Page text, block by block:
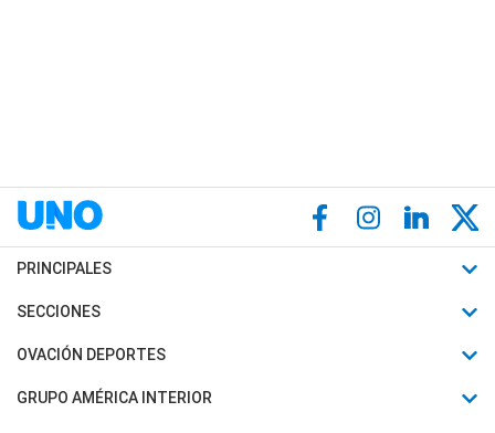
PRINCIPALES
Últimas Noticias
Política
SECCIONES
Horóscopo
Motores
OVACIÓN DEPORTES
Fútbol
GRUPO AMÉRICA INTERIOR